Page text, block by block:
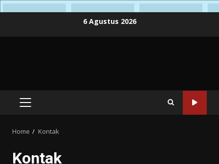
6 Agustus 2026
PRIMARY
Home Kontak
Kontak